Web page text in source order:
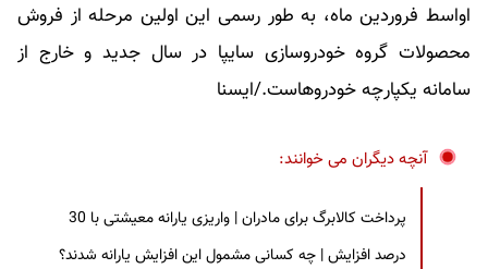
اواسط فروردین ماه، به طور رسمی این اولین مرحله از فروش
محصولات گروه خودروسازی سایپا در سال جدید و خارج از
سامانه یکپارچه خودروهاست./ایسنا
آنچه دیگران می خوانند:
پرداخت کالابرگ برای مادران | واریزی یارانه معیشتی با 30
درصد افزایش | چه کسانی مشمول این افزایش یارانه شدند؟